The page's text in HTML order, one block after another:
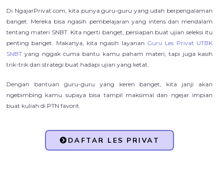
Di NgajarPrivat.com, kita punya guru-guru yang udah berpengalaman
banget. Mereka bisa ngasih pembelajaran yang intens dan mendalam
tentang materi SNBT. Kita ngerti banget, persiapan buat ujian seleksi itu
penting banget. Makanya, kita ngasih layanan Guru Les Privat UTBK
SNBT yang nggak cuma bantu kamu paham materi, tapi juga kasih
trik-trik dan strategi buat hadapi ujian yang ketat.
Dengan bantuan guru-guru yang keren banget, kita janji akan
ngebimbing kamu supaya bisa tampil maksimal dan ngejar impian
buat kuliah di PTN favorit.
DAFTAR LES PRIVAT